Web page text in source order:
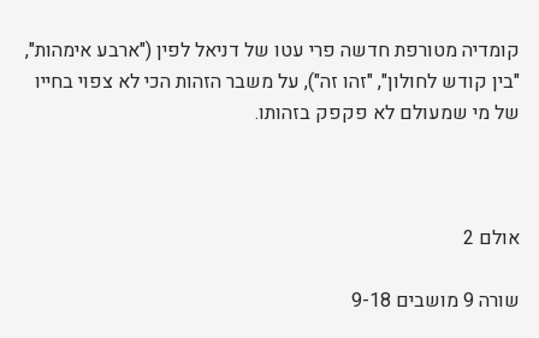
קומדיה מטורפת חדשה פרי עטו של דניאל לפין ("ארבע אימהות",
"בין קודש לחולון", "זהו זה"), על משבר הזהות הכי לא צפוי בחייו
של מי שמעולם לא פקפק בזהותו.
אולם 2
שורה 9 מושבים 9-18